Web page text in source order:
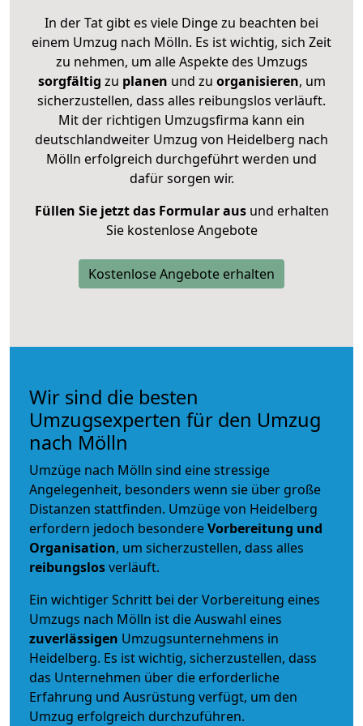
In der Tat gibt es viele Dinge zu beachten bei
einem Umzug nach Mölln. Es ist wichtig, sich Zeit
zu nehmen, um alle Aspekte des Umzugs
sorgfältig zu planen und zu organisieren, um
sicherzustellen, dass alles reibungslos verläuft.
Mit der richtigen Umzugsfirma kann ein
deutschlandweiter Umzug von Heidelberg nach
Mölln erfolgreich durchgeführt werden und
dafür sorgen wir.
Füllen Sie jetzt das Formular ausund erhalten
Sie kostenlose Angebote
Kostenlose Angebote erhalten
Wir sind die besten
Umzugsexperten für den Umzug
nach Mölln
Umzüge nach Mölln sind eine stressige
Angelegenheit, besonders wenn sie über große
Distanzen stattfinden. Umzüge von Heidelberg
erfordern jedoch besondereVorbereitung und
Organisation, um sicherzustellen, dass alles
reibungslosverläuft.
Ein wichtiger Schritt bei der Vorbereitung eines
Umzugs nach Mölln ist die Auswahl eines
zuverlässigen Umzugsunternehmens in
Heidelberg. Es ist wichtig, sicherzustellen, dass
das Unternehmen über die erforderliche
Erfahrung und Ausrüstung verfügt, um den
Umzug erfolgreich durchzuführen.